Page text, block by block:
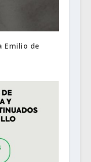
Emilio de